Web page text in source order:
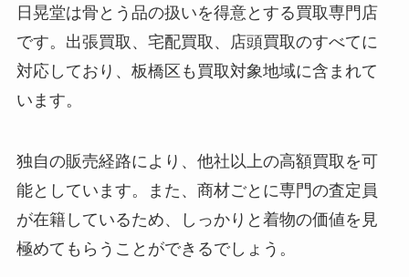
日晃堂は骨とう品の扱いを得意とする買取専門店
です。出張買取、宅配買取、店頭買取のすべてに
対応しており、板橋区も買取対象地域に含まれて
います。
独自の販売経路により、他社以上の高額買取を可
能としています。また、商材ごとに専門の査定員
が在籍しているため、しっかりと着物の価値を見
極めてもらうことができるでしょう。